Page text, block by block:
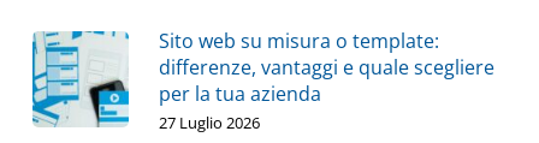
Sito web su misura o template:
differenze, vantaggi e quale scegliere
per la tua azienda
27 Luglio 2026